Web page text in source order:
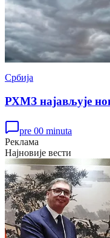
Србија
РХМЗ најављује
pre 00 minuta
Реклама
Најновије вести